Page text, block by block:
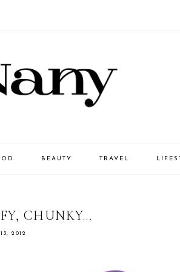
BEAUTY TRAVEL
CHUNKY...
2012